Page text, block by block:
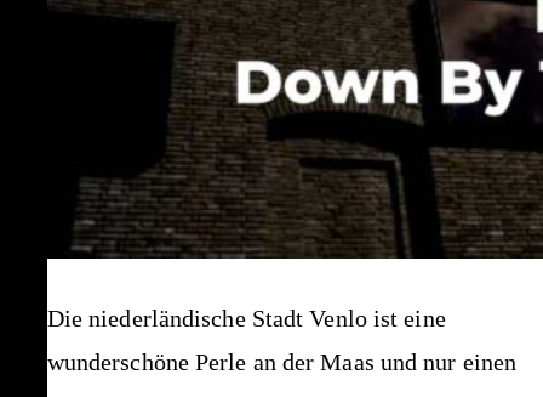
Die niederländische Stadt Venlo ist eine
wunderschöne Perle an der Maas und nur einen